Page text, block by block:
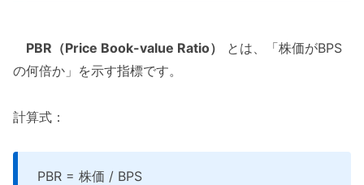
PBR（Price Book-value Ratio）
とは、「株価がBPS
の何倍か」を示す指標です。
計算式：
PBR = 株価 / BPS​